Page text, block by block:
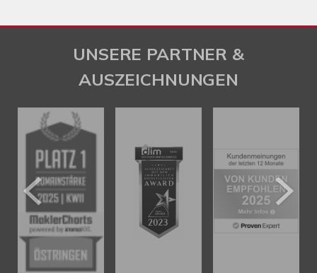
UNSERE PARTNER &
AUSZEICHNUNGEN